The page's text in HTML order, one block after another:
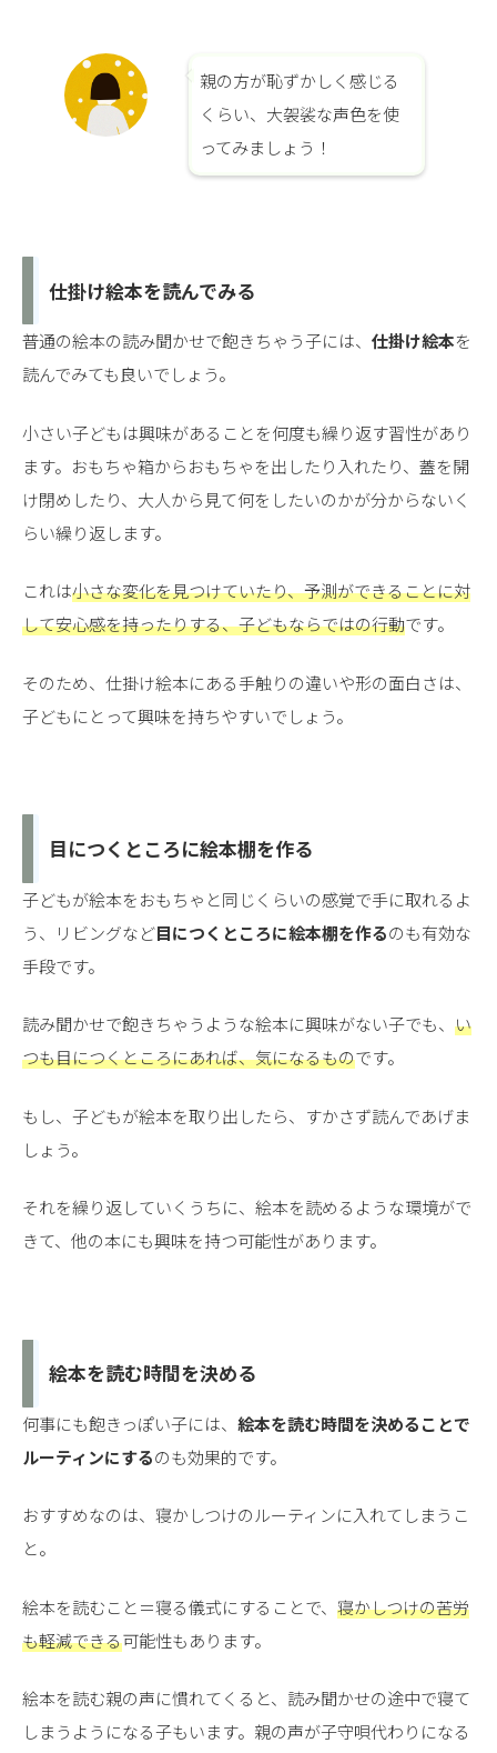
親の方が恥ずかしく感じる
くらい、大袈裟な声色を使
ってみましょう！
仕掛け絵本を読んでみる
普通の絵本の読み聞かせで飽きちゃう子には、 仕掛け絵本を
読んでみても良いでしょう。
小さい子どもは興味があることを何度も繰り返す習性があり
ます。おもちゃ箱からおもちゃを出したり入れたり、蓋を開
け閉めしたり、大人から見て何をしたいのかが分からないく
らい繰り返します。
これは小さな変化を見つけていたり、予測ができることに対
して安心感を持ったりする、子どもならではの行動です。
そのため、仕掛け絵本にある手触りの違いや形の面白さは、
子どもにとって興味を持ちやすいでしょう。
目につくところに絵本棚を作る
子どもが絵本をおもちゃと同じくらいの感覚で手に取れるよ
う、リビングなど目につくところに絵本棚を作るのも有効な
手段です。
読み聞かせで飽きちゃうような絵本に興味がない子でも、 い
つも目につくところにあれば、気になるものです。
もし、子どもが絵本を取り出したら、すかさず読んであげま
しょう。
それを繰り返していくうちに、絵本を読めるような環境がで
きて、他の本にも興味を持つ可能性があります。
絵本を読む時間を決める
何事にも飽きっぽい子には、 絵本を読む時間を決めることで
ルーティンにするのも効果的です。
おすすめなのは、寝かしつけのルーティンに入れてしまうこ
と。
絵本を読むこと＝寝る儀式にすることで、 寝かしつけの苦労
も軽減できる可能性もあります。
絵本を読む親の声に慣れてくると、読み聞かせの途中で寝て
しまうようになる子もいます。親の声が子守唄代わりになる